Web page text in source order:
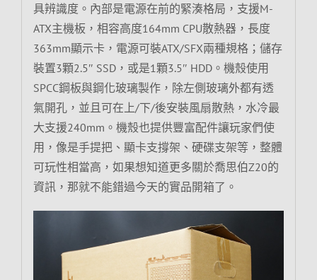
具辨識度。內部是電源在前的緊湊格局，支援M-
ATX主機板，相容高度164mm CPU散熱器，長度
363mm顯示卡，電源可裝ATX/SFX兩種規格；儲存
裝置3顆2.5″ SSD，或是1顆3.5″ HDD。機殼使用
SPCC鋼板與鋼化玻璃製作，除左側玻璃外都有透
氣開孔，並且可在上/下/後安裝風扇散熱，水冷最
大支援240mm。機殼也提供豐富配件讓玩家們使
用，像是手提把、顯卡支撐架、硬碟支架等，整體
可玩性相當高，如果想知道更多關於喬思伯Z20的
資訊，那就不能錯過今天的實品開箱了。